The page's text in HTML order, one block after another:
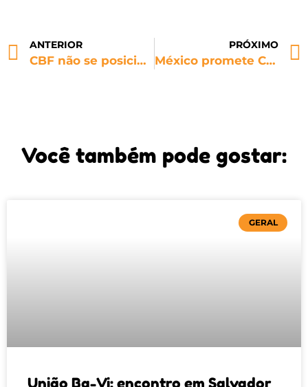
ANTERIOR
CBF não se posiciona no Dia Internacional de Combate à LGBTfobia, 17 de maio
PRÓXIMO
México promete Copa do Mundo sem racismo e sem xenofobia
Você também pode gostar:
GERAL
União Ba-Vi: encontro em Salvador